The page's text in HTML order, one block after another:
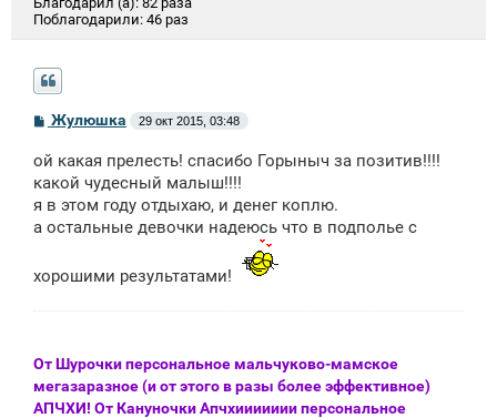
Поблагодарили: 46 раз
С
б
щ
н
и
Жулюшка 29 окт 2015, 03:48
ой какая прелесть! спасибо Горыныч за позитив!!!!
какой чудесный малыш!!!!
я в этом году отдыхаю, и денег коплю.
а остальные девочки надеюсь что в подполье с
хорошими результатами!
От Шурочки персональное мальчуково-мамское
мегазаразное (и от этого в разы более эффективное)
АПЧХИ! От Кануночки Апчхиииииии персональное